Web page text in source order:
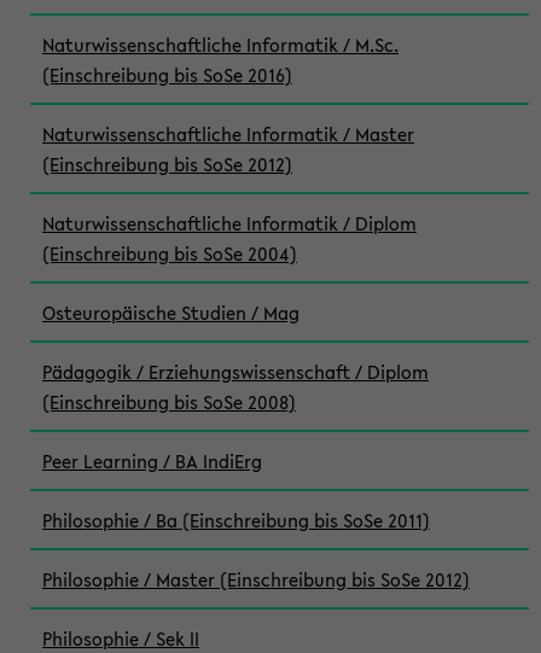
Naturwissenschaftliche Informatik / M.Sc.
(Einschreibung bis SoSe 2016)
Naturwissenschaftliche Informatik / Master
(Einschreibung bis SoSe 2012)
Naturwissenschaftliche Informatik / Diplom
(Einschreibung bis SoSe 2004)
Osteuropäische Studien / Mag
Pädagogik / Erziehungswissenschaft / Diplom
(Einschreibung bis SoSe 2008)
Peer Learning / BA IndiErg
Philosophie / Ba (Einschreibung bis SoSe 2011)
Philosophie / Master (Einschreibung bis SoSe 2012)
Philosophie / Sek II